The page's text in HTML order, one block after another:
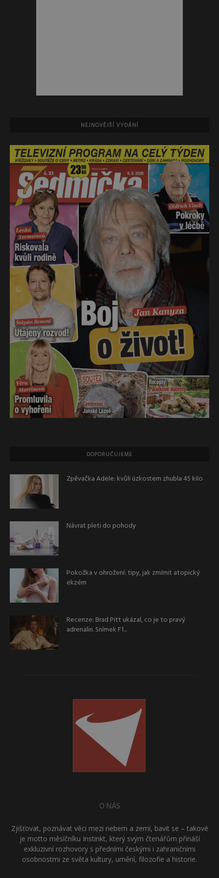
NEJNOVĚJŠÍ VYDÁNÍ
DOPORUČUJEME
Zpěvačka Adele: kvůli úzkostem zhubla 45 kilo
Návrat pleti do pohody
Pokožka v ohrožení: tipy, jak zmírnit atopický
ekzém
Recenze: Brad Pitt ukázal, co je to pravý
adrenalin. Snímek F1...
O NÁS
Zjišťovat, poznávat věci mezi nebem a zemí, bavit se – takové
je motto měsíčníku Instinkt, který svým čtenářům přináší
exkluzivní rozhovory s předními českými i zahraničními
osobnostmi ze světa kultury, umění, filozofie a historie.